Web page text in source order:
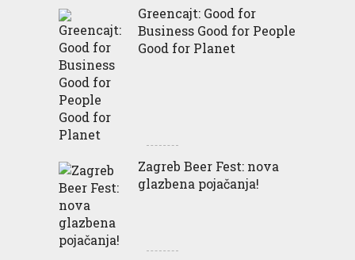
Greencajt: Good for
Business Good for People
Good for Planet
Zagreb Beer Fest: nova
glazbena pojačanja!